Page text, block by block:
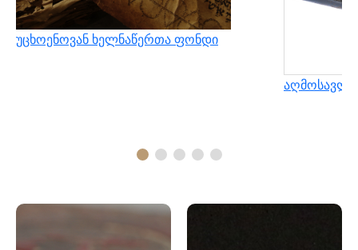
უცხოენოვან ხელნაწერთა ფონდი